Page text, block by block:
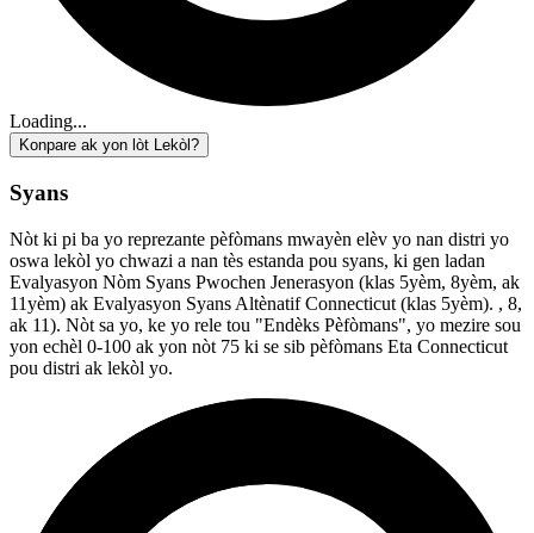
Loading...
Konpare ak yon lòt Lekòl?
Syans
Nòt ki pi ba yo reprezante pèfòmans mwayèn elèv yo nan distri yo
oswa lekòl yo chwazi a nan tès estanda pou syans, ki gen ladan
Evalyasyon Nòm Syans Pwochen Jenerasyon (klas 5yèm, 8yèm, ak
11yèm) ak Evalyasyon Syans Altènatif Connecticut (klas 5yèm). , 8,
ak 11). Nòt sa yo, ke yo rele tou "Endèks Pèfòmans", yo mezire sou
yon echèl 0-100 ak yon nòt 75 ki se sib pèfòmans Eta Connecticut
pou distri ak lekòl yo.